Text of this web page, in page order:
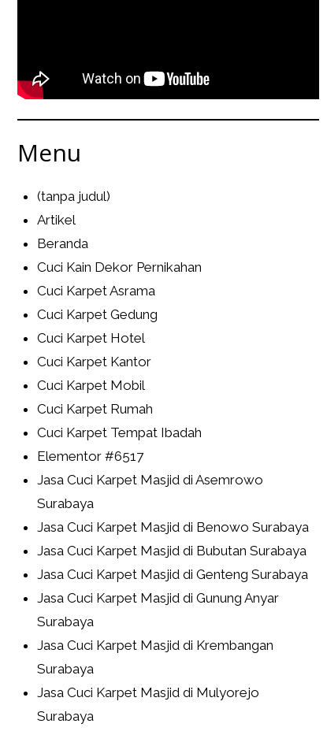
Menu
(tanpa judul)
Artikel
Beranda
Cuci Kain Dekor Pernikahan
Cuci Karpet Asrama
Cuci Karpet Gedung
Cuci Karpet Hotel
Cuci Karpet Kantor
Cuci Karpet Mobil
Cuci Karpet Rumah
Cuci Karpet Tempat Ibadah
Elementor #6517
Jasa Cuci Karpet Masjid di Asemrowo
Surabaya
Jasa Cuci Karpet Masjid di Benowo Surabaya
Jasa Cuci Karpet Masjid di Bubutan Surabaya
Jasa Cuci Karpet Masjid di Genteng Surabaya
Jasa Cuci Karpet Masjid di Gunung Anyar
Surabaya
Jasa Cuci Karpet Masjid di Krembangan
Surabaya
Jasa Cuci Karpet Masjid di Mulyorejo
Surabaya